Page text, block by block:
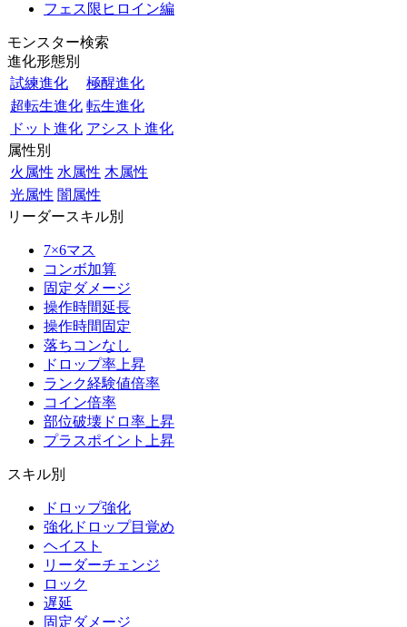
フェス限ヒロイン編
モンスター検索
進化形態別
試練進化
極醒進化
超転生進化 転生進化
ドット進化 アシスト進化
属性別
火属性 水属性 木属性
光属性 闇属性
リーダースキル別
7×6マス
コンボ加算
固定ダメージ
操作時間延長
操作時間固定
落ちコンなし
ドロップ率上昇
ランク経験値倍率
コイン倍率
部位破壊ドロ率上昇
プラスポイント上昇
スキル別
ドロップ強化
強化ドロップ目覚め
ヘイスト
リーダーチェンジ
ロック
遅延
固定ダメージ